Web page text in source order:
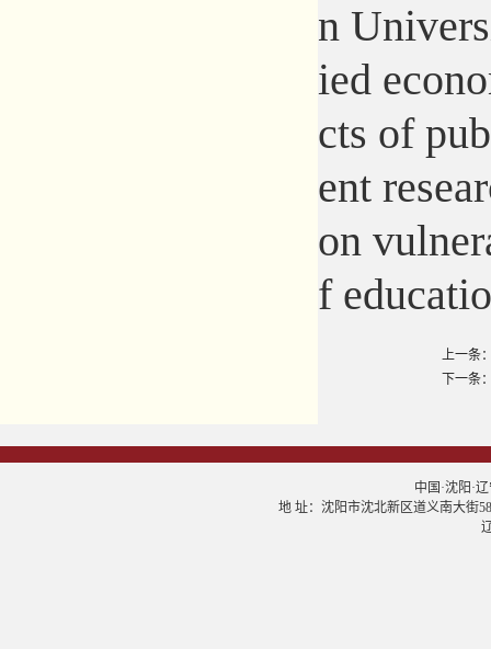
n
ied
cts of
ent
on
f
上一条
下一条
中国·沈阳·
地 址：沈阳市沈北新区道义南大街